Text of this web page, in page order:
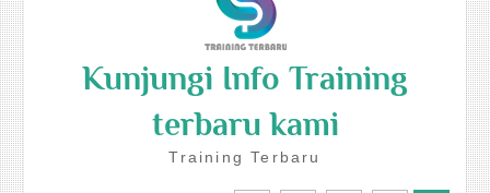
Kunjungi Info Training
terbaru kami
Training Terbaru